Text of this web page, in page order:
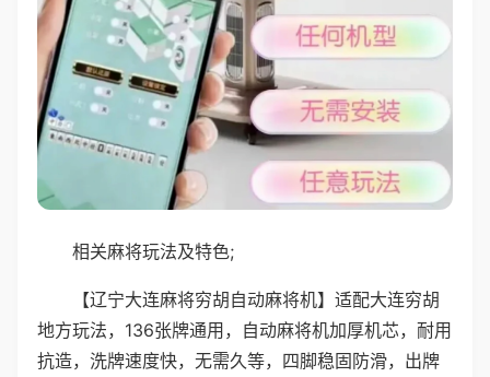
相关麻将玩法及特色;
【辽宁大连麻将穷胡自动麻将机】适配大连穷胡
地方玩法，136张牌通用，自动麻将机加厚机芯，耐用
抗造，洗牌速度快，无需久等，四脚稳固防滑，出牌